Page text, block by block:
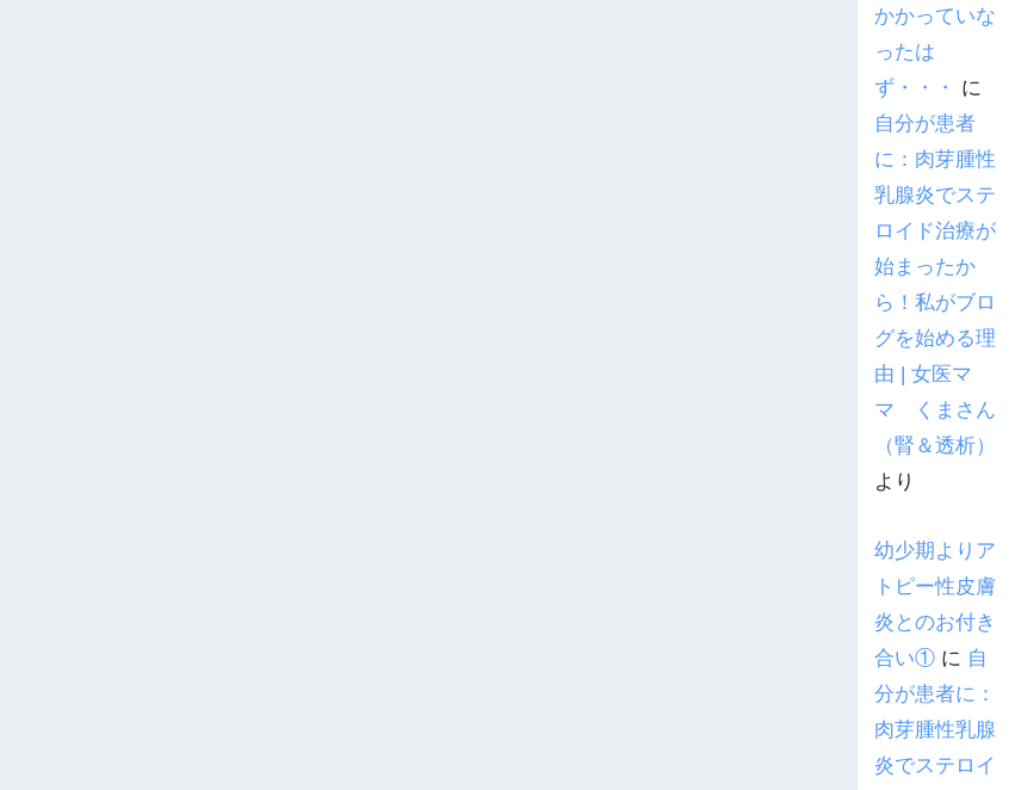
かかっていな
ったは
ず・・・
に
自分が患者
に：肉芽腫性
乳腺炎でステ
ロイド治療が
始まったか
ら！私がブロ
グを始める理
由 | 女医マ
マ くまさん
（腎＆透析）
より
幼少期よりア
トピー性皮膚
炎とのお付き
合い① に 自
分が患者に：
肉芽腫性乳腺
炎でステロイ